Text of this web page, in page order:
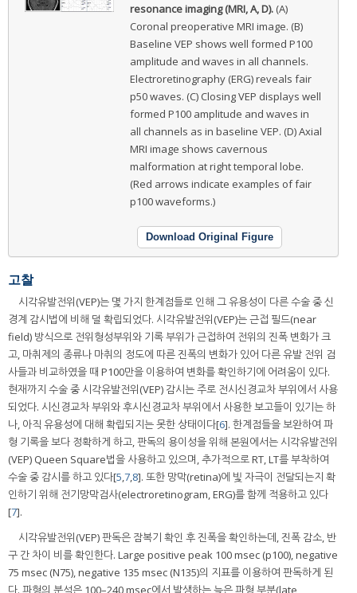
resonance imaging (MRI, A, D). (A)
Coronal preoperative MRI image. (B)
Baseline VEP shows well formed P100
amplitude and waves in all channels.
Electroretinography (ERG) reveals fair
p50 waves. (C) Closing VEP displays well
formed P100 amplitude and waves in
all channels as in baseline VEP. (D) Axial
MRI image shows cavernous
malformation at right temporal lobe.
(Red arrows indicate examples of fair
p100 waveforms.)
Download Original Figure
고찰
시각유발전위(VEP)는 몇 가지 한계점들로 인해 그 유용성이 다른 수술 중 신
경계 감시법에 비해 덜 확립되었다. 시각유발전위(VEP)는 근접 필드(near
field) 방식으로 전위형성부위와 기록 부위가 근접하여 전위의 진폭 변화가 크
고, 마취제의 종류나 마취의 정도에 따른 진폭의 변화가 있어 다른 유발 전위 검
사들과 비교하였을 때 P100만을 이용하여 변화를 확인하기에 어려움이 있다.
현재까지 수술 중 시각유발전위(VEP) 감시는 주로 전시신경교차 부위에서 사용
되었다. 시신경교차 부위와 후시신경교차 부위에서 사용한 보고들이 있기는 하
나, 아직 유용성에 대해 확립되지는 못한 상태이다[6]. 한계점들을 보완하여 파
형 기록을 보다 정확하게 하고, 판독의 용이성을 위해 본원에서는 시각유발전위
(VEP) Queen Square법을 사용하고 있으며, 추가적으로 RT, LT를 부착하여
수술 중 감시를 하고 있다[5,7,8]. 또한 망막(retina)에 빛 자극이 전달되는지 확
인하기 위해 전기망막검사(electroretinogram, ERG)를 함께 적용하고 있다
[7].
시각유발전위(VEP) 판독은 잠복기 확인 후 진폭을 확인하는데, 진폭 감소, 반
구 간 차이 비를 확인한다. Large positive peak 100 msec (p100), negative
75 msec (N75), negative 135 msec (N135)의 지표를 이용하여 판독하게 된
다. 파형의 분석은 100–240 msec에서 발생하는 늦은 파형 부분(late